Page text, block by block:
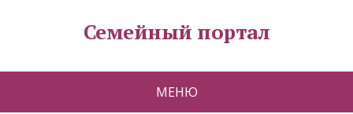
Семейный портал
МЕНЮ